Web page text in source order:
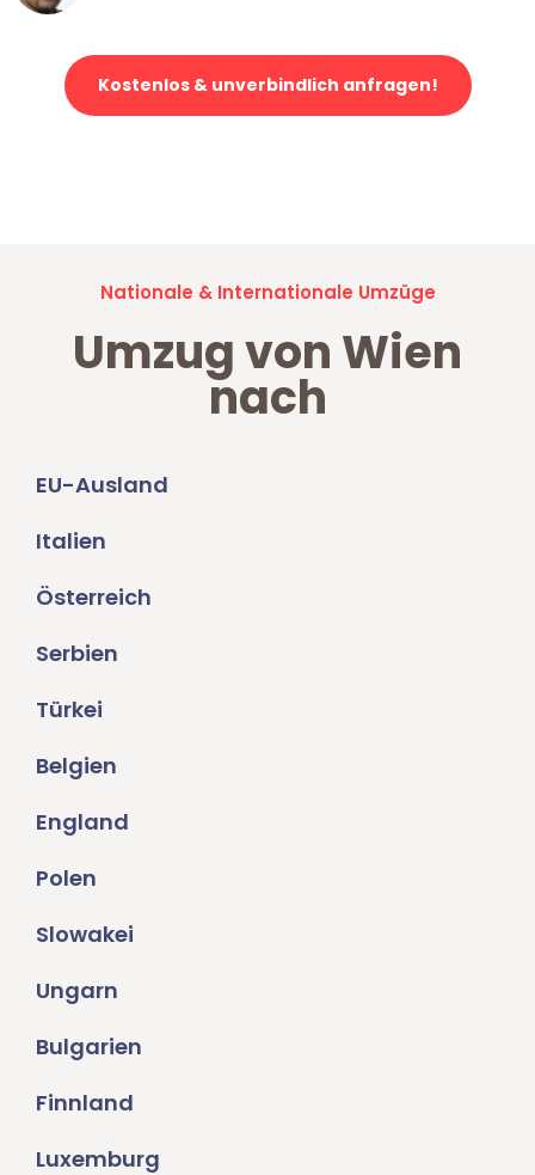
Kostenlos & unverbindlich anfragen!
Nationale & Internationale Umzüge
Umzug von Wien
nach
EU-Ausland
Italien
Österreich
Serbien
Türkei
Belgien
England
Polen
Slowakei
Ungarn
Bulgarien
Finnland
Luxemburg